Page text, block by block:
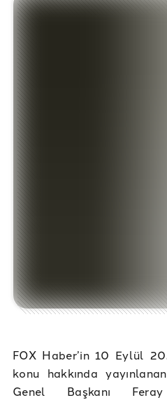
FOX Haber’in 10 Eylül
konu hakkında
Genel Başkanı